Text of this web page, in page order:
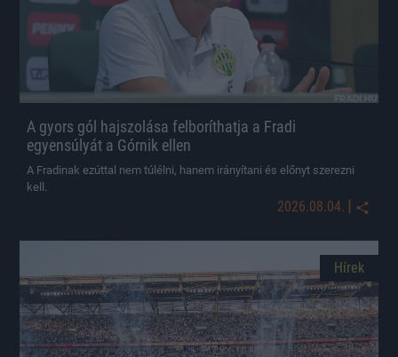
A gyors gól hajszolása felboríthatja a Fradi
egyensúlyát a Górnik ellen
A Fradinak ezúttal nem túlélni, hanem irányítani és előnyt szerezni
kell.
2026.08.04. |
Hírek